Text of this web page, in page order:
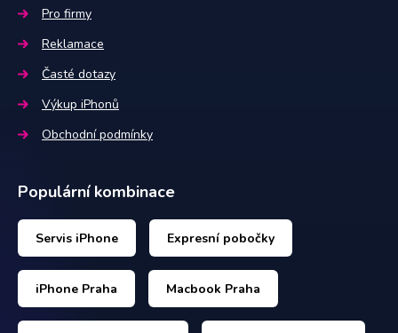
Pro firmy
Reklamace
Časté dotazy
Výkup iPhonů
Obchodní podmínky
Populární kombinace
Servis iPhone Expresní pobočky
iPhone Praha Macbook Praha